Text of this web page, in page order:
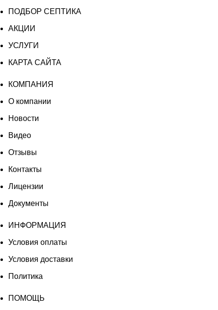
ПОДБОР СЕПТИКА
АКЦИИ
УСЛУГИ
КАРТА САЙТА
КОМПАНИЯ
О компании
Новости
Видео
Отзывы
Контакты
Лицензии
Документы
ИНФОРМАЦИЯ
Условия оплаты
Условия доставки
Политика
ПОМОЩЬ